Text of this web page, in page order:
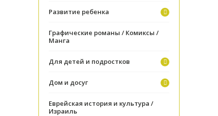
Развитие ребенка
Графические романы / Комиксы /
Манга
Для детей и подростков
Дом и досуг
Еврейская история и культура /
Израиль